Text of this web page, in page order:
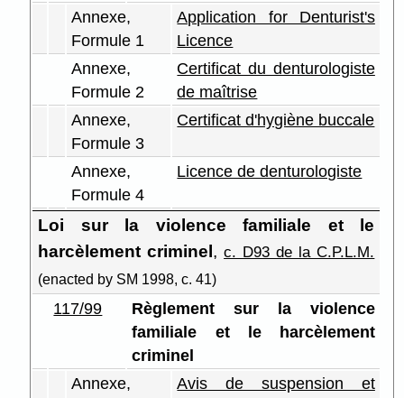
Annexe,
Formule 1
Application for Denturist's
Licence
Annexe,
Formule 2
Certificat du denturologiste
de maîtrise
Annexe,
Formule 3
Certificat d'hygiène buccale
Annexe,
Formule 4
Licence de denturologiste
Loi sur la violence familiale et le
harcèlement criminel, c. D93 de la C.P.L.M.
(enacted by SM 1998, c. 41)
117/99
Règlement sur la violence
familiale et le harcèlement
criminel
Annexe,
Avis de suspension et